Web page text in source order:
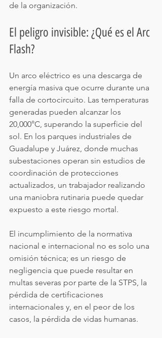
de la organización.
El peligro invisible: ¿Qué es el Arc
Flash?
Un arco eléctrico es una descarga de
energía masiva que ocurre durante una
falla de cortocircuito. Las temperaturas
generadas pueden alcanzar los
20,000°C, superando la superficie del
sol. En los parques industriales de
Guadalupe y Juárez, donde muchas
subestaciones operan sin estudios de
coordinación de protecciones
actualizados, un trabajador realizando
una maniobra rutinaria puede quedar
expuesto a este riesgo mortal.
El incumplimiento de la normativa
nacional e internacional no es solo una
omisión técnica; es un riesgo de
negligencia que puede resultar en
multas severas por parte de la STPS, la
pérdida de certificaciones
internacionales y, en el peor de los
casos, la pérdida de vidas humanas.